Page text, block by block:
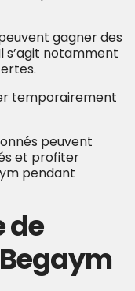
gagner des
s’agit notamment
temporairement
peuvent
et profiter
pendant
de